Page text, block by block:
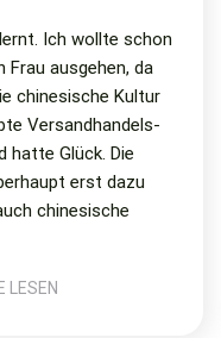
Ich wollte schon
ausgehen, da
chinesische Kultur
Versandhandels-
hatte Glück. Die
erst dazu
chinesische
LESEN